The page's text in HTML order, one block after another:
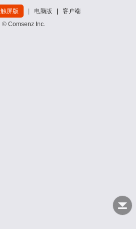
触屏版 电脑版
客户端
© Comsenz Inc.